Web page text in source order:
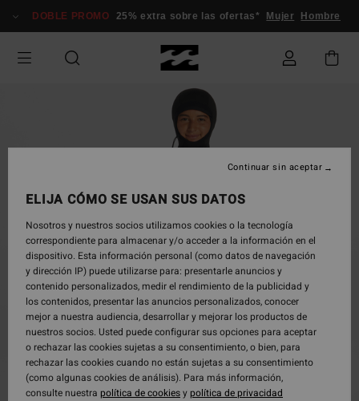
información
DOBLE PROMO 25% extra sobre las ofertas* Mujer Hombre
ELIJA CÓMO SE USAN SUS DATOS
Nosotros y nuestros socios utilizamos cookies o la tecnología
correspondiente para almacenar y/o acceder a la información en el
dispositivo. Esta información personal (como datos de navegación
y dirección IP) puede utilizarse para: presentarle anuncios y
contenido personalizados, medir el rendimiento de la publicidad y
los contenidos, presentar las anuncios personalizados, conocer
mejor a nuestra audiencia, desarrollar y mejorar los productos de
nuestros socios. Usted puede configurar sus opciones para aceptar
o rechazar las cookies sujetas a su consentimiento, o bien, para
rechazar las cookies cuando no están sujetas a su consentimiento
(como algunas cookies de análisis). Para más información,
consulte nuestra política de cookiesypolítica de privacidad
Continuar sin aceptar